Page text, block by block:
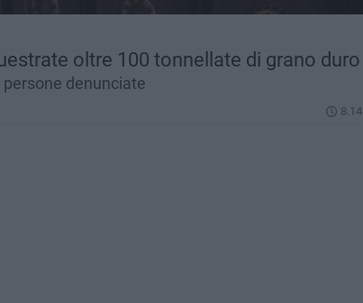
oltre 100 tonnellate di grano duro
persone denunciate
8.14